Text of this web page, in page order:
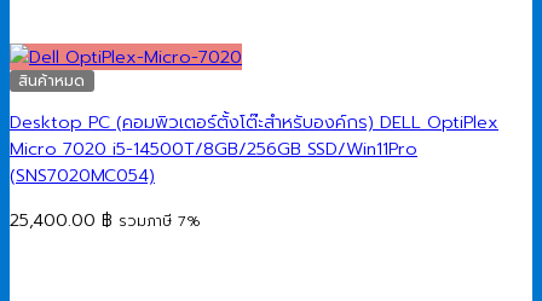
สินค้าหมด
Desktop PC (คอมพิวเตอร์ตั้งโต๊ะสำหรับองค์กร) DELL OptiPlex
Micro 7020 i5-14500T/8GB/256GB SSD/Win11Pro
(SNS7020MC054)
25,400.00 ฿ รวมภาษี 7%